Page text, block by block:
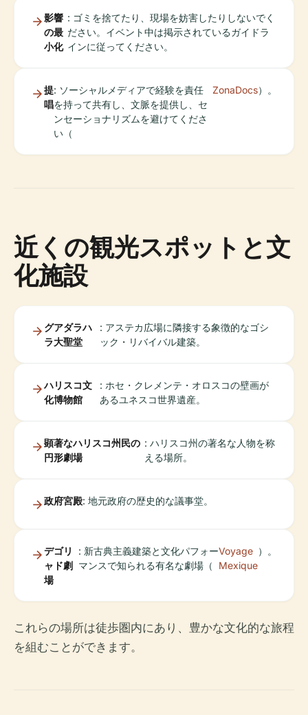
影響
の最
小化
: ゴミを捨てたり、現場を妨害したりしないでく
ださい。イベント中は掲示されているガイドラ
インに従ってください。
提
唱
: ソーシャルメディアで経験を責任
を持って共有し、文脈を提供し、セ
ンセーショナリズムを避けてくださ
い（
ZonaDocs）。
近くの観光スポットと文
化施設
グアダラハ
ラ大聖堂
: アステカ広場に隣接する象徴的なゴシ
ック・リバイバル建築。
ハリスコ文
化博物館
: ホセ・クレメンテ・オロスコの壁画が
あるユネスコ世界遺産。
顕著なハリスコ州民の
円形劇場
: ハリスコ州の著名な人物を称
える場所。
政府宮殿: 地元政府の歴史的な議事堂。
デゴリ
ャド劇
場
: 新古典主義建築と文化パフォー
マンスで知られる有名な劇場（
Voyage
Mexique
）。
これらの場所は徒歩圏内にあり、豊かな文化的な旅程
を組むことができます。